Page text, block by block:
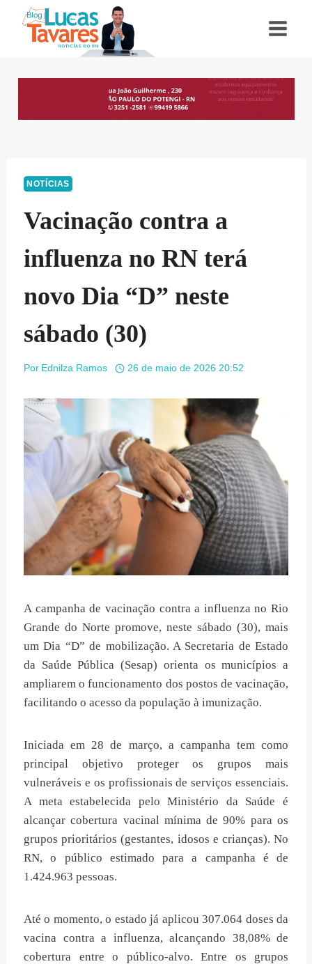
NOTÍCIAS
Vacinação contra a
influenza no RN terá
novo Dia “D” neste
sábado (30)
Por Ednilza Ramos 26 de maio de 2026 20:52
A campanha de vacinação contra a influenza no Rio
Grande do Norte promove, neste sábado (30), mais
um Dia “D” de mobilização. A Secretaria de Estado
da Saúde Pública (Sesap) orienta os municípios a
ampliarem o funcionamento dos postos de vacinação,
facilitando o acesso da população à imunização.
Iniciada em 28 de março, a campanha tem como
principal objetivo proteger os grupos mais
vulneráveis e os profissionais de serviços essenciais.
A meta estabelecida pelo Ministério da Saúde é
alcançar cobertura vacinal mínima de 90% para os
grupos prioritários (gestantes, idosos e crianças). No
RN, o público estimado para a campanha é de
1.424.963 pessoas.
Até o momento, o estado já aplicou 307.064 doses da
vacina contra a influenza, alcançando 38,08% de
cobertura entre o público-alvo. Entre os grupos